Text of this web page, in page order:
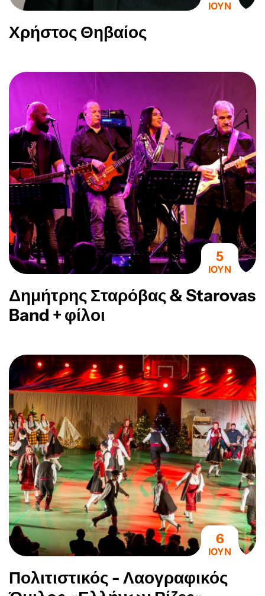
ΙΟΥΝ
Χρήστος Θηβαίος
5
ΙΟΥΝ
Δημήτρης Σταρόβας & Starovas
Band + φίλοι
6
ΙΟΥΝ
Πολιτιστικός - Λαογραφικός